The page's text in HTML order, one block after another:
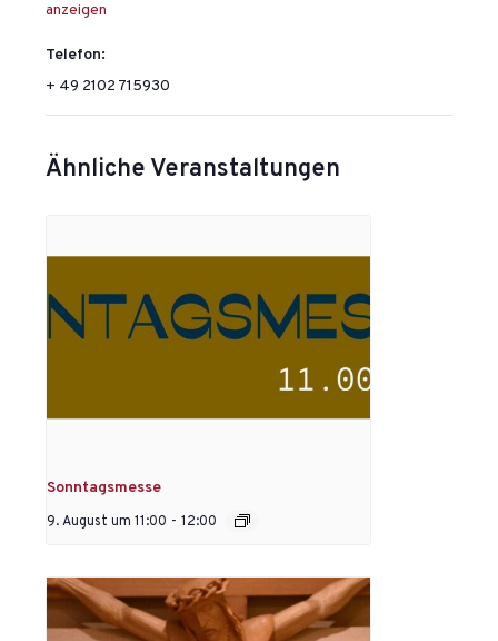
anzeigen
Telefon:
+ 49 2102 715930
Ähnliche Veranstaltungen
Sonntagsmesse
9. August um 11:00 - 12:00